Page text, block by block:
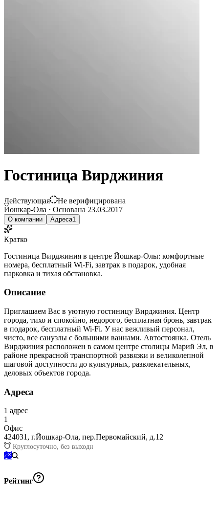
Гостиница Вирджиния
Действующая
Не верифицирована
Йошкар-Ола · Основана 23.03.2017
О компании Адреса1
Кратко
Гостиница Вирджиния в центре Йошкар-Олы: комфортные
номера, бесплатный Wi-Fi, завтрак в подарок, удобная
парковка и тихая обстановка.
Описание
Приглашаем Вас в уютную гостиницу Вирджиния. Центр
города, тихо и спокойно, недорого, бесплатная бронь, завтрак
в подарок, бесплатный Wi-Fi. У нас вежливый персонал,
чисто, все санузлы с большими ваннами. Автостоянка. Отель
Вирджиния расположен в самом центре столицы Марий Эл, в
районе прекрасной транспортной развязки и великолепной
шаговой доступности до культурных, развлекательных,
деловых объектов города.
Адреса
1 адрес
1
Офис
424031, г.Йошкар-Ола, пер.Первомайский, д.12
Круглосуточно, без выходн
Рейтинг